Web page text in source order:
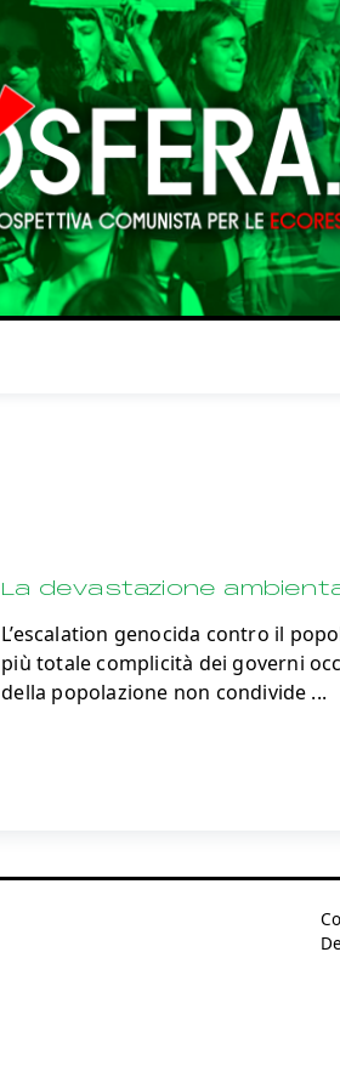
La devastazione
L’escalation genocida contro il
più totale complicità dei governi
della popolazione non condivide ...